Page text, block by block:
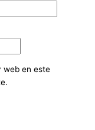
web en este